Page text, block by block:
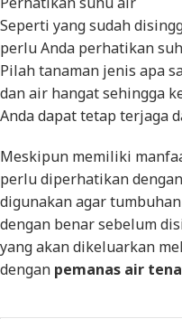
Seperti yang sudah
perlu Anda perhatikan
Pilah tanaman jenis apa
dan air hangat sehingga
Anda dapat tetap terjaga
Meskipun memiliki
perlu diperhatikan
digunakan agar
dengan benar sebelum
yang akan dikeluarkan
dengan pemanas air